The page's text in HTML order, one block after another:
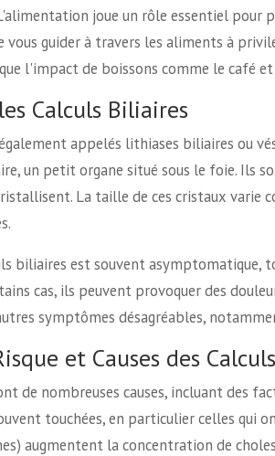
joue un rôle essentiel pour
vous guider à travers les aliments à
l'impact de boissons comme le café
Calculs Biliaires
appelés lithiases biliaires ou
un petit organe situé sous le foie. Ils
La taille de ces cristaux varie
biliaires est souvent asymptomatique,
cas, ils peuvent provoquer des
symptômes désagréables,
et Causes des
de nombreuses causes, incluant des
touchées, en particulier celles qui
augmentent la concentration de